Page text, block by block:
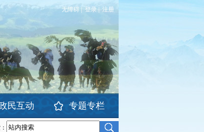
无障碍 登录 注册
民互动 专题专栏